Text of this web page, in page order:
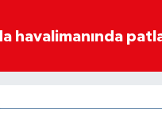
havalimanında